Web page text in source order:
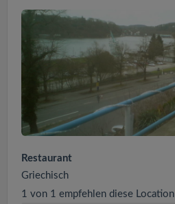
Restaurant
Griechisch
1 von 1 empfehlen diese Location